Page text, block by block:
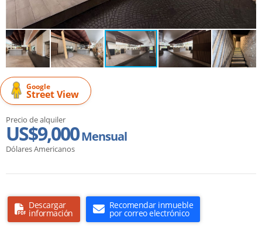
Google
Street View
Precio de alquiler
US$9,000Mensual
Dólares Americanos
Descargar
información
Recomendar inmueble
por correo electrónico